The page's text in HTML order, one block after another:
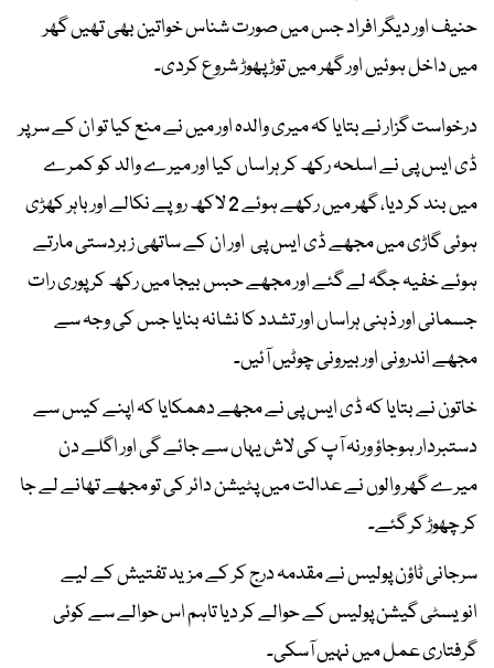
حنیف اور دیگر افراد جس میں صورت شناس خواتین بھی تھیں گھر
میں داخل ہوئیں اور گھر میں توڑ پھوڑ شروع کردی۔
درخواست گزار نے بتایا کہ میری والدہ اور میں نے منع کیا تو ان کے سر پر
ڈی ایس پی نے اسلحہ رکھ کر ہراساں کیا اور میرے والد کو کمرے
میں بند کر دیا، گھر میں رکھے ہوئے 2 لاکھ روپے نکالے اور باہر کھڑی
ہوئی گاڑی میں مجھے ڈی ایس پی اور ان کے ساتھی زبردستی مارتے
ہوئے خفیہ جگہ لے گئے اور مجھے حبس بیجا میں رکھ کر پوری رات
جسمانی اور ذہنی ہراساں اور تشدد کا نشانہ بنایا جس کی وجہ سے
مجھے اندرونی اور بیرونی چوٹیں آئیں۔
خاتون نے بتایا کہ ڈی ایس پی نے مجھے دھمکایا کہ اپنے کیس سے
دستبردار ہوجاؤ ورنہ آپ کی لاش یہاں سے جائے گی اور اگلے دن
میرے گھر والوں نے عدالت میں پٹیشن دائر کی تو مجھے تھانے لے جا
کر چھوڑ کر گئے۔
سرجانی ٹاؤن پولیس نے مقدمہ درج کر کے مزید تفتیش کے لیے
انویسٹی گیشن پولیس کے حوالے کر دیا تاہم اس حوالے سے کوئی
گرفتاری عمل میں نہیں آسکی۔